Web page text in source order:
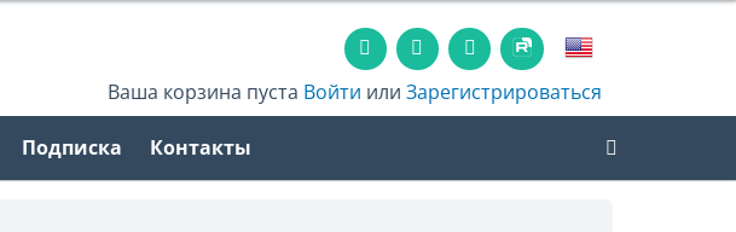
Ваша корзина пуста Войти илиЗарегистрироваться
Подписка Контакты